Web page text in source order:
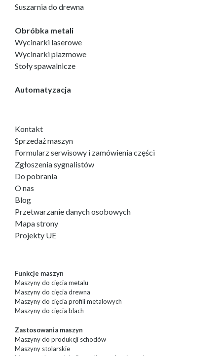
Suszarnia do drewna
Obróbka metali
Wycinarki laserowe
Wycinarki plazmowe
Stoły spawalnicze
Automatyzacja
Kontakt
Sprzedaż maszyn
Formularz serwisowy i zamówienia części
Zgłoszenia sygnalistów
Do pobrania
O nas
Blog
Przetwarzanie danych osobowych
Mapa strony
Projekty UE
Funkcje maszyn
Maszyny do cięcia metalu
Maszyny do cięcia drewna
Maszyny do cięcia profili metalowych
Maszyny do cięcia blach
Zastosowania maszyn
Maszyny do produkcji schodów
Maszyny stolarskie